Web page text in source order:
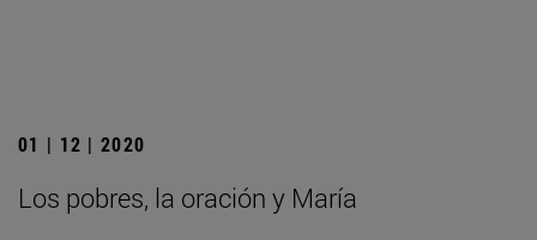
01 | 12 | 2020
Los pobres, la oración y María